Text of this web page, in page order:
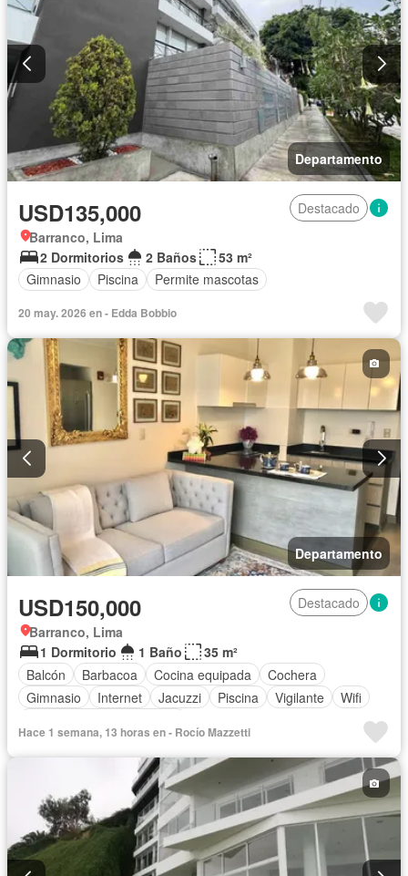
Departamento
USD135,000
Destacado
Barranco, Lima
2 Dormitorios
2 Baños
53 m²
Gimnasio
Piscina Permite mascotas
20 may. 2026 en - Edda Bobbio
Departamento
USD150,000
Destacado
Barranco, Lima
1 Dormitorio
1 Baño
35 m²
Balcón
Barbacoa Cocina equipada
Cochera
Gimnasio
Internet Jacuzzi Piscina Vigilante
Wifi
Hace 1 semana, 13 horas en - Rocío Mazzetti